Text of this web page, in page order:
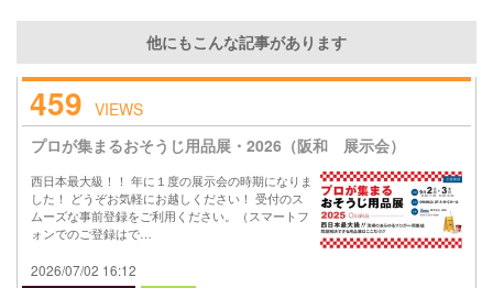
他にもこんな記事があります
459 VIEWS
プロが集まるおそうじ用品展・2026（阪和 展示会）
西日本最大級！！ 年に１度の展示会の時期になりま
した！ どうぞお気軽にお越しください！ 受付のス
ムーズな事前登録をご利用ください。（スマートフ
ォンでのご登録はで…
2026/07/02 16:12